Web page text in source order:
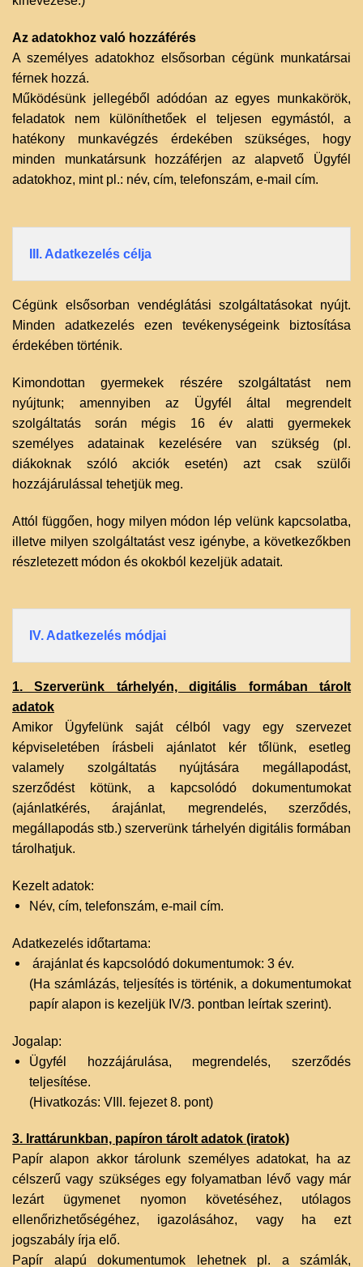
Az adatokhoz való hozzáférés
A személyes adatokhoz elsősorban cégünk munkatársai
férnek hozzá.
Működésünk jellegéből adódóan az egyes munkakörök,
feladatok nem különíthetőek el teljesen egymástól, a
hatékony munkavégzés érdekében szükséges, hogy
minden munkatársunk hozzáférjen az alapvető Ügyfél
adatokhoz, mint pl.: név, cím, telefonszám, e-mail cím.
III. Adatkezelés célja
Cégünk elsősorban vendéglátási szolgáltatásokat nyújt.
Minden adatkezelés ezen tevékenységeink biztosítása
érdekében történik.
‌Kimondottan gyermekek részére szolgáltatást nem
nyújtunk; amennyiben az Ügyfél által megrendelt
szolgáltatás során mégis 16 év alatti gyermekek
személyes adatainak kezelésére van szükség (pl.
diákoknak szóló akciók esetén) azt csak szülői
hozzájárulással tehetjük meg.
‌Attól függően, hogy milyen módon lép velünk kapcsolatba,
illetve milyen szolgáltatást vesz igénybe, a következőkben
részletezett módon és okokból kezeljük adatait.
IV. Adatkezelés módjai
1. Szerverünk tárhelyén, digitális formában tárolt
adatok
Amikor Ügyfelünk saját célból vagy egy szervezet
képviseletében írásbeli ajánlatot kér tőlünk, esetleg
valamely szolgáltatás nyújtására megállapodást,
szerződést kötünk, a kapcsolódó dokumentumokat
(ajánlatkérés, árajánlat, megrendelés, szerződés,
megállapodás stb.) szerverünk tárhelyén digitális formában
tárolhatjuk.
Kezelt adatok:
Név, cím, telefonszám, e-mail cím.
Adatkezelés időtartama:
árajánlat és kapcsolódó dokumentumok: 3 év.
(Ha számlázás, teljesítés is történik, a dokumentumokat
papír alapon is kezeljük IV/3. pontban leírtak szerint).
Jogalap:
Ügyfél hozzájárulása, megrendelés, szerződés
teljesítése.
(Hivatkozás: VIII. fejezet 8. pont)‌
3. Irattárunkban, papíron tárolt adatok (iratok)
Papír alapon akkor tárolunk személyes adatokat, ha az
célszerű vagy szükséges egy folyamatban lévő vagy már
lezárt ügymenet nyomon követéséhez, utólagos
ellenőrizhetőségéhez, igazolásához, vagy ha ezt
jogszabály írja elő.
Papír alapú dokumentumok lehetnek pl. a számlák,